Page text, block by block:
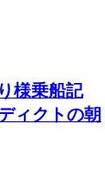
様乗船記
ィクトの朝